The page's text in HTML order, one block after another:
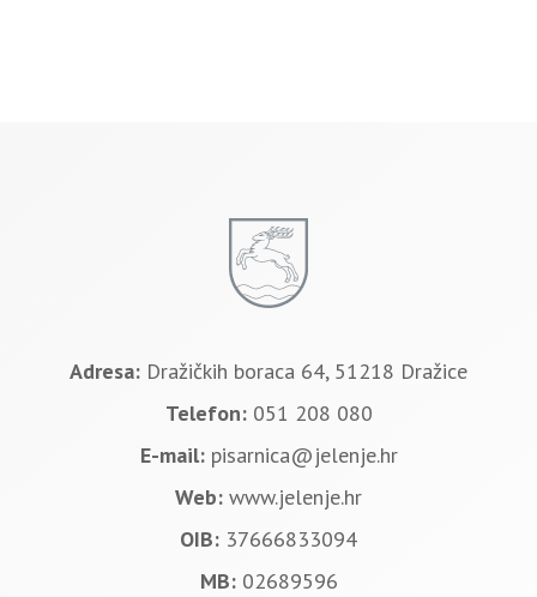
Adresa: Dražičkih boraca 64, 51218 Dražice
Telefon: 051 208 080
E-mail: pisarnica@jelenje.hr
Web: www.jelenje.hr
OIB: 37666833094
MB: 02689596